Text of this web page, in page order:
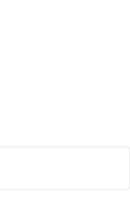
sur
de